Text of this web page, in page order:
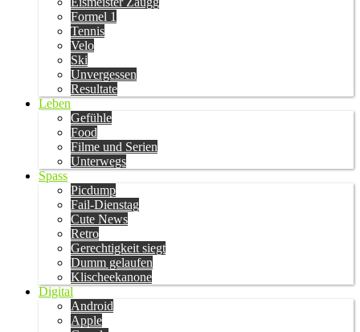
Formel 1
Tennis
Velo
Ski
Unvergessen
Resultate
Leben
Gefühle
Food
Filme und Serien
Unterwegs
Spass
Picdump
Fail-Dienstag
Cute News
Retro
Gerechtigkeit siegt
Dumm gelaufen
Klischeekanone
Digital
Android
Apple